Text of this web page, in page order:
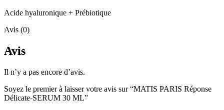
Acide hyaluronique + Prébiotique
Avis (0)
Avis
Il n’y a pas encore d’avis.
Soyez le premier à laisser votre avis sur “MATIS PARIS Réponse
Délicate-SERUM 30 ML”